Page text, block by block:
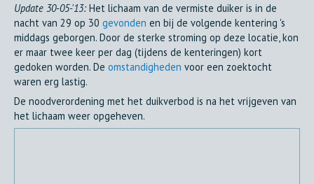
Update 30-05-'13: Het lichaam van de vermiste duiker is in de
nacht van 29 op 30 gevonden en bij de volgende kentering 's
middags geborgen. Door de sterke stroming op deze locatie, kon
er maar twee keer per dag (tijdens de kenteringen) kort
gedoken worden. De omstandigheden voor een zoektocht
waren erg lastig.
De noodverordening met het duikverbod is na het vrijgeven van
het lichaam weer opgeheven.